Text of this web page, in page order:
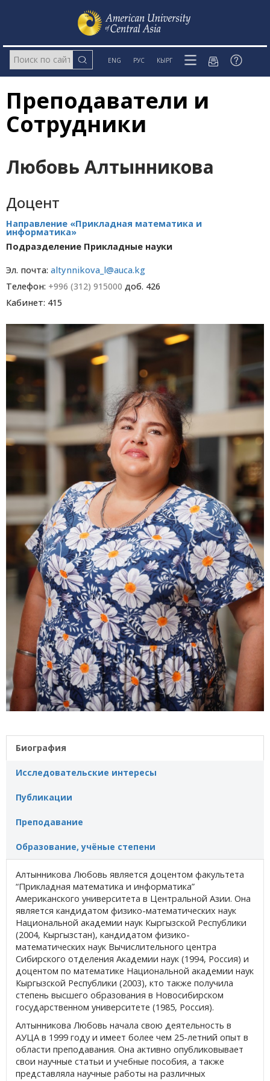
ENG РУС КЫРГ
Преподаватели и
Сотрудники
Любовь Алтынникова
Доцент
Направление «Прикладная математика и
информатика»
Подразделение Прикладные науки
Эл. почта: altynnikova_l@auca.kg
Телефон: +996 (312) 915000 доб. 426
Кабинет: 415
Биография
Исследовательские интересы
Публикации
Преподавание
Образование, учёные степени
Алтынникова Любовь является доцентом факультета
“Прикладная математика и информатика”
Американского университета в Центральной Азии. Она
является кандидатом физико-математических наук
Национальной академии наук Кыргызской Республики
(2004, Кыргызстан), кандидатом физико-
математических наук Вычислительного центра
Сибирского отделения Академии наук (1994, Россия) и
доцентом по математике Национальной академии наук
Кыргызской Республики (2003), кто также получила
степень высшего образования в Новосибирском
государственном университете (1985, Россия).
Алтынникова Любовь начала свою деятельность в
АУЦА в 1999 году и имеет более чем 25-летний опыт в
области преподавания. Она активно опубликовывает
свои научные статьи и учебные пособия, а также
представляла научные работы на различных